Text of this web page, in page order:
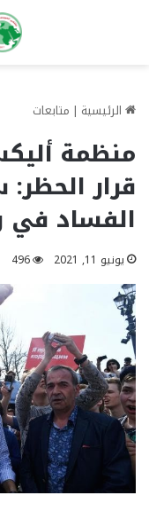
الرئيسية | متابعات
منظمة
قرار
الفساد في
يونيو 11, 2021 496